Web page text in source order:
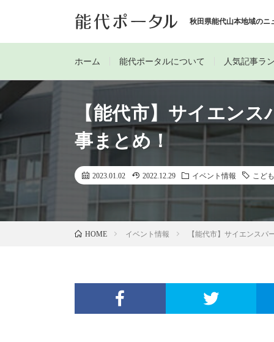
秋田県能代山本地域のニ
ホーム 能代ポータルについて 人気記事ラ
【能代市】サイエン
事まとめ！
2023.01.02 2022.12.29 イベント情報 こど
HOME イベント情報 【能代市】サイエンス